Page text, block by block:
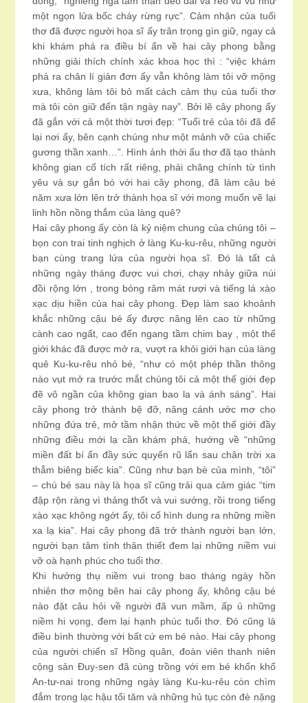
một ngọn lửa bốc cháy rừng rực”. Cảm nhận của tuổi
thơ đã được người họa sĩ ấy trân trọng gìn giữ, ngay cả
khi khám phá ra điều bí ẩn về hai cây phong bằng
những giải thích chính xác khoa học thì : “việc khám
phá ra chân lí giản đơn ấy vẫn không làm tôi vỡ mộng
xưa, không làm tôi bỏ mất cách cảm thụ của tuổi thơ
mà tôi còn giữ đến tận ngày nay”. Bởi lẽ cây phong ấy
đã gắn với cả một thời tươi đẹp: “Tuổi trẻ của tôi đã để
lại nơi ấy, bên cạnh chúng như một mảnh vỡ của chiếc
gương thần xanh…”. Hình ảnh thời ấu thơ đã tạo thành
không gian cổ tích rất riêng, phải chăng chính từ tình
yêu và sự gắn bó với hai cây phong, đã làm cậu bé
năm xưa lớn lên trở thành họa sĩ với mong muốn vẽ lại
linh hồn nồng thắm của làng quê?
Hai cây phong ấy còn là kỷ niệm chung của chúng tôi –
bọn con trai tinh nghịch ở làng Ku-ku-rêu, những người
bạn cùng trang lứa của người họa sĩ. Đó là tất cả
những ngày tháng được vui chơi, chạy nhảy giữa núi
đồi rộng lớn , trong bóng râm mát rượi và tiếng lá xào
xạc dịu hiền của hai cây phong. Đẹp làm sao khoảnh
khắc những cậu bé ấy được nâng lên cao từ những
cành cao ngất, cao đến ngang tầm chim bay , một thế
giới khác đã được mở ra, vượt ra khỏi giới hạn của làng
quê Ku-ku-rêu nhỏ bé, “như có một phép thần thông
nào vụt mở ra trước mắt chúng tôi cả một thế giới đẹp
đẽ vô ngần của không gian bao la và ánh sáng”. Hai
cây phong trở thành bệ đỡ, nâng cánh ước mơ cho
những đứa trẻ, mở tầm nhận thức về một thế giới đầy
những điều mới lạ cần khám phá, hướng về “những
miền đất bí ẩn đầy sức quyến rũ lẩn sau chân trời xa
thẳm biêng biếc kia”. Cũng như bạn bè của mình, “tôi”
– chú bé sau này là họa sĩ cũng trải qua cảm giác “tim
đập rộn ràng vì thảng thốt và vui sướng, rồi trong tiếng
xào xạc không ngớt ấy, tôi cố hình dung ra những miền
xa lạ kia”. Hai cây phong đã trở thành người bạn lớn,
người bạn tâm tình thân thiết đem lại những niềm vui
vỡ oà hạnh phúc cho tuổi thơ.
Khi hưởng thụ niềm vui trong bao tháng ngày hồn
nhiên thơ mộng bên hai cây phong ấy, không cậu bé
nào đặt câu hỏi về người đã vun mầm, ấp ủ những
niềm hi vọng, đem lại hạnh phúc tuổi thơ. Đó cũng là
điều bình thường với bất cứ em bé nào. Hai cây phong
của người chiến sĩ Hồng quân, đoàn viên thanh niên
cộng sản Đuy-sen đã cùng trồng với em bé khốn khổ
An-tư-nai trong những ngày làng Ku-ku-rêu còn chìm
đắm trong lạc hậu tối tăm và những hủ tục còn đè nặng